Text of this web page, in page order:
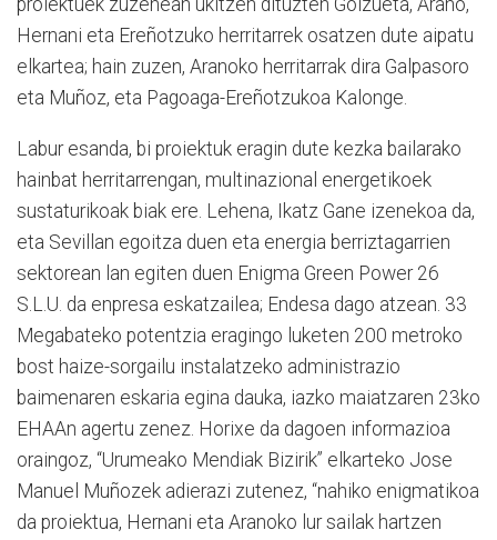
proiektuek zuzenean ukitzen dituzten Goizueta, Arano,
Hernani eta Ereñotzuko herritarrek osatzen dute aipatu
elkartea; hain zuzen, Aranoko herritarrak dira Galpasoro
eta Muñoz, eta Pagoaga-Ereñotzukoa Kalonge.
Labur esanda, bi proiektuk eragin dute kezka bailarako
hainbat herritarrengan, multinazional energetikoek
sustaturikoak biak ere. Lehena, Ikatz Gane izenekoa da,
eta Sevillan egoitza duen eta energia berriztagarrien
sektorean lan egiten duen Enigma Green Power 26
S.L.U. da enpresa eskatzailea; Endesa dago atzean. 33
Megabateko potentzia eragingo luketen 200 metroko
bost haize-sorgailu instalatzeko administrazio
baimenaren eskaria egina dauka, iazko maiatzaren 23ko
EHAAn agertu zenez. Horixe da dagoen informazioa
oraingoz, “Urumeako Mendiak Bizirik” elkarteko Jose
Manuel Muñozek adierazi zutenez, “nahiko enigmatikoa
da proiektua, Hernani eta Aranoko lur sailak hartzen